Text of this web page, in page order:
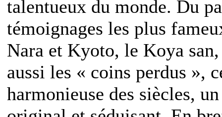
talentueux du monde. Du
témoignages les plus
Nara et Kyoto, le Koya
aussi les « coins perdus »,
harmonieuse des siècles,